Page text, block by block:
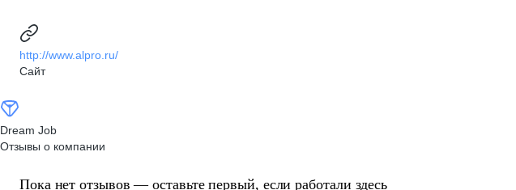
http://www.alpro.ru/
Сайт
Dream Job
Отзывы о компании
Пока нет отзывов — оставьте первый, если работали здесь